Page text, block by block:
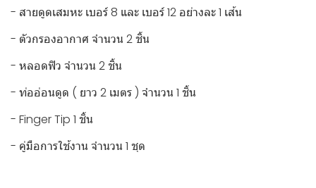
- สายดูดเสมหะ เบอร์ 8 และ เบอร์ 12 อย่างละ 1 เส้น
- ตัวกรองอากาศ จำนวน 2 ชิ้น
- หลอดฟิว จำนวน 2 ชิ้น
- ท่ออ่อนดูด ( ยาว 2 เมตร ) จำนวน 1 ชิ้น
- Finger Tip 1 ชิ้น
- คู่มือการใช้งาน จำนวน 1 ชุด